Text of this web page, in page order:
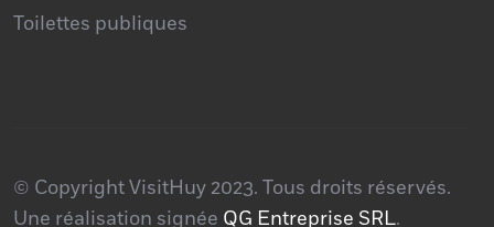
Toilettes publiques
© Copyright VisitHuy 2023. Tous droits réservés.
Une réalisation signée QG Entreprise SRL.